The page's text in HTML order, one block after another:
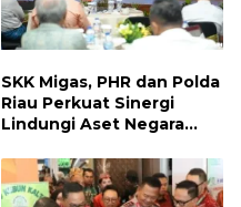
SKK Migas, PHR dan Polda
Riau Perkuat Sinergi
Lindungi Aset Negara
Energi Nasional